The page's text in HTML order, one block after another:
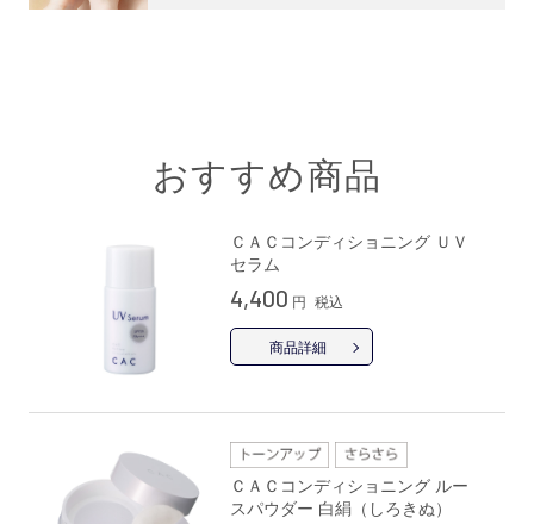
おすすめ商品
ＣＡＣコンディショニング ＵＶ
セラム
4,400 円 税込
商品詳細
ＣＡＣコンディショニング ルー
スパウダー 白絹（しろきぬ）